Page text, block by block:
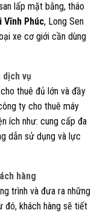
lấp mặt bằng, tháo
Phúc, Long Sen
xe cơ giới cần dùng
vụ
thuê đủ lớn và đầy
ty cho thuê máy
ích như: cung cấp đa
dẫn sử dụng và lực
hàng
trình và đưa ra những
khách hàng sẽ tiết